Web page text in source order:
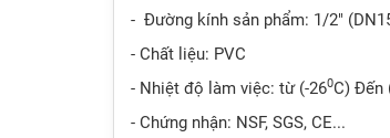
- Đường kính sản phẩm: 1/2"
- Chất liệu: PVC
- Nhiệt độ làm việc: từ (-260C) Đến
- Chứng nhận: NSF, SGS, CE...